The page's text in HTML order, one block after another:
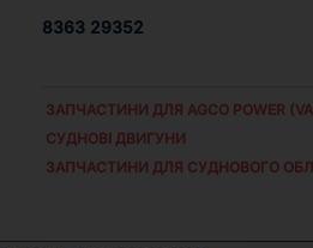
8363 29352
ЗАПЧАСТИНИ ДЛЯ AGCO POWER
СУДНОВІ ДВИГУНИ
ЗАПЧАСТИНИ ДЛЯ СУДНОВОГО